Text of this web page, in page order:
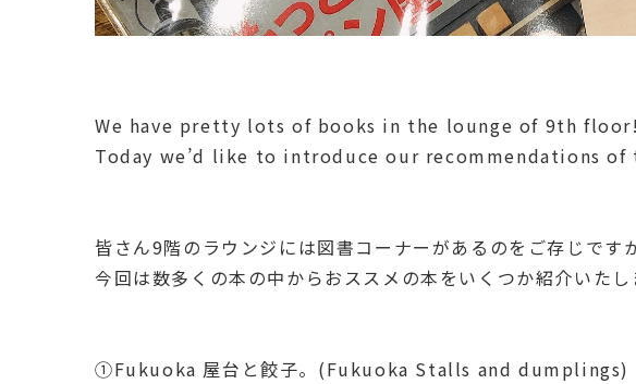
We have pretty lots of books in the lounge of 9th floor!
Today we’d like to introduce our recommendations of
皆さん9階のラウンジには図書コーナーがあるのをご存じです
今回は数多くの本の中からおススメの本をいくつか紹介いた
①Fukuoka 屋台と餃子。(Fukuoka Stalls and dumplings)